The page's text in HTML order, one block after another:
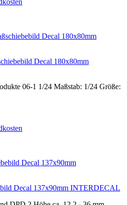
Decal 180x80mm
06-1 1/24 Maßstab: 1/24 Größe:
Decal 137x90mm INTERDECAL